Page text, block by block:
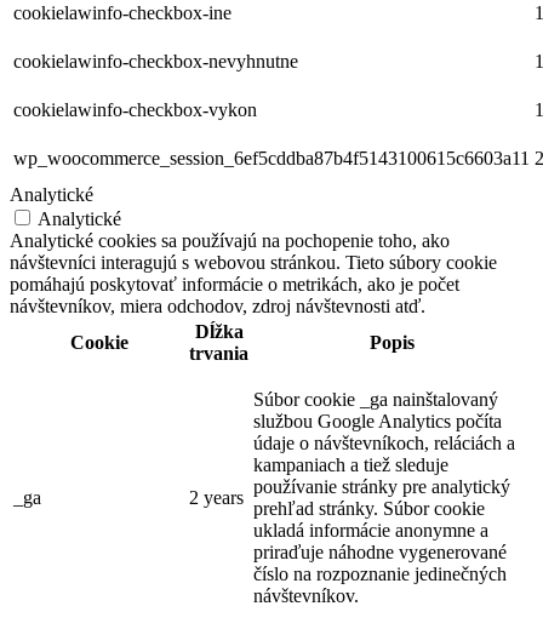
cookielawinfo-checkbox-ine
cookielawinfo-checkbox-nevyhnutne
cookielawinfo-checkbox-vykon
wp_woocommerce_session_6ef5cddba87b4f5143100615c6603a11
Analytické
Analytické
Analytické cookies sa používajú na pochopenie toho, ako
návštevníci interagujú s webovou stránkou. Tieto súbory cookie
pomáhajú poskytovať informácie o metrikách, ako je počet
návštevníkov, miera odchodov, zdroj návštevnosti atď.
Cookie
Dĺžka
trvania
Popis
_ga 2 years
Súbor cookie _ga nainštalovaný
službou Google Analytics počíta
údaje o návštevníkoch, reláciách a
kampaniach a tiež sleduje
používanie stránky pre analytický
prehľad stránky. Súbor cookie
ukladá informácie anonymne a
priraďuje náhodne vygenerované
číslo na rozpoznanie jedinečných
návštevníkov.